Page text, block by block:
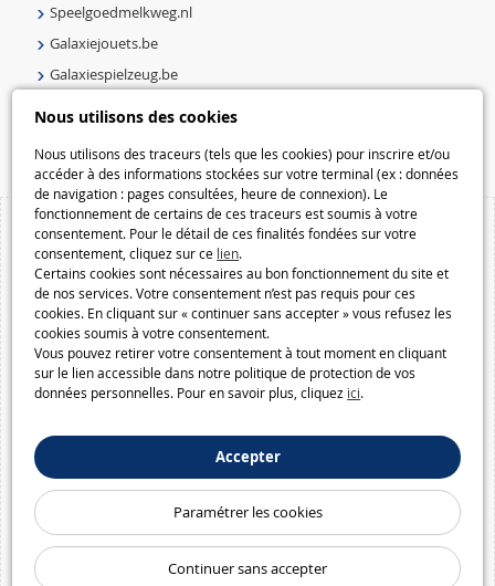
Nous utilisons des cookies
Nous utilisons des traceurs (tels que les cookies) pour inscrire et/ou
accéder à des informations stockées sur votre terminal (ex : données
de navigation : pages consultées, heure de connexion). Le
fonctionnement de certains de ces traceurs est soumis à votre
consentement. Pour le détail de ces finalités fondées sur votre
consentement, cliquez sur ce lien.
Certains cookies sont nécessaires au bon fonctionnement du site et
de nos services. Votre consentement n’est pas requis pour ces
cookies. En cliquant sur « continuer sans accepter » vous refusez les
cookies soumis à votre consentement.
Vous pouvez retirer votre consentement à tout moment en cliquant
sur le lien accessible dans notre politique de protection de vos
données personnelles. Pour en savoir plus, cliquez ici.
Accepter
Paramétrer les cookies
Continuer sans accepter
Speelgoedmelkweg.nl
Galaxiejouets.be
Galaxiespielzeug.be